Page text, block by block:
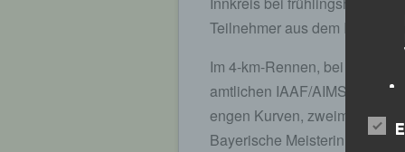
Teilnehmer aus dem In- und
Im 4-km-Rennen, bei dem
amtlichen IAAF/AIMS-
engen Kurven, zweimal zu
Bayerische Meisterin Anna